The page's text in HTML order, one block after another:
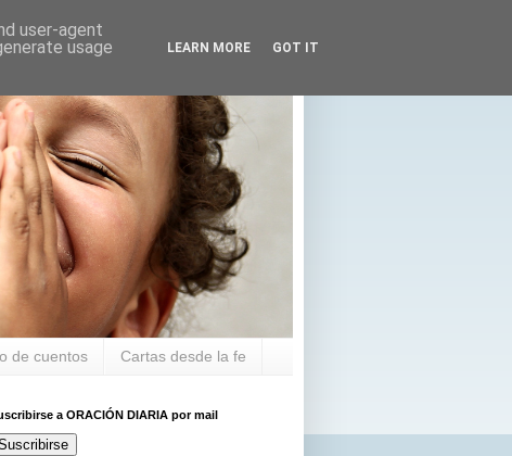
de cuentos Cartas desde la fe
a ORACIÓN DIARIA por mail
user-agent
usage
LEARN MORE GOT IT